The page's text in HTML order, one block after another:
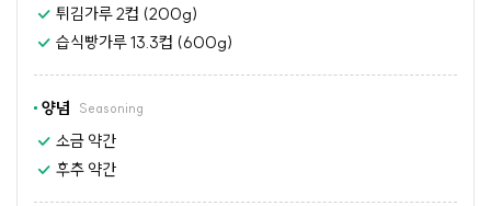
튀김가루 2컵 (200g)
습식빵가루 13.3컵 (600g)
양념 Seasoning
소금 약간
후추 약간